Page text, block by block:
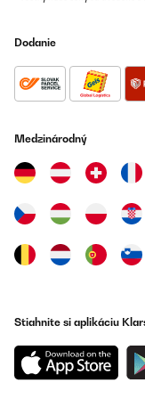
(unbeheizt) als
gleichzeitige LED
wählbar),
am Heizkörper,
im Raum sicher
Modul auf, womit
kostenlosen
Außentemperatur
werden.Die damit
bemerken würde,
Heizung gelegt
Mojave Heizung
aus, weist aber
Dennoch, auch
weist man durch
Wärmeempfinden
Dodanie
Medzinárodný
Stiahnite si aplikáciu